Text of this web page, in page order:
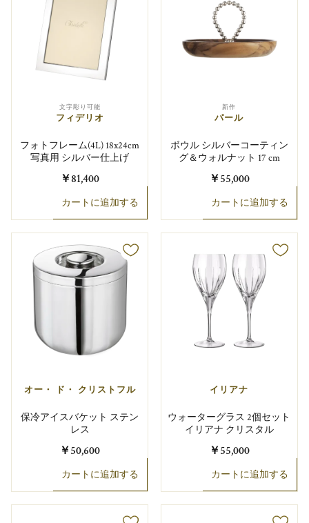
文字彫り可能
フィデリオ
フォトフレーム(4L) 18x24cm
写真用 シルバー仕上げ
￥81,400
カートに追加する
新作
パール
ボウル シルバーコーティン
グ＆ウォルナット 17 cm
￥55,000
カートに追加する
オー・ ド・ クリストフル
保冷アイスバケット ステン
レス
￥50,600
カートに追加する
イリアナ
ウォーターグラス 2個セット
イリアナ クリスタル
￥55,000
カートに追加する